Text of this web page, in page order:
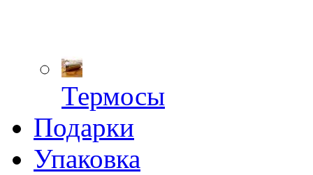
Термосы
Подарки
Упаковка